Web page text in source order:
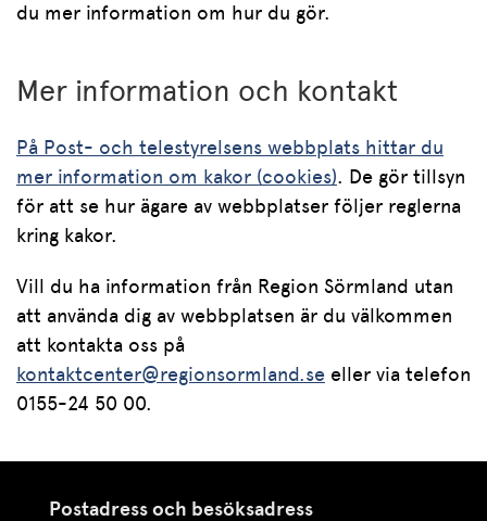
du mer information om hur du gör.
Mer information och kontakt
På Post- och telestyrelsens webbplats hittar du
mer information om kakor (cookies). De gör tillsyn
för att se hur ägare av webbplatser följer reglerna
kring kakor.
Vill du ha information från Region Sörmland utan
att använda dig av webbplatsen är du välkommen
att kontakta oss på
kontaktcenter@regionsormland.se eller via telefon
0155-24 50 00.
Postadress och besöksadress